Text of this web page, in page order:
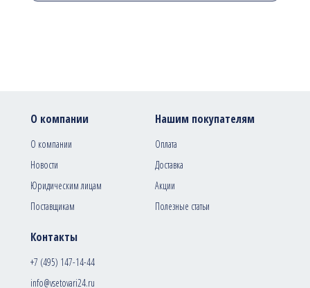
Контакты
+7 (495) 147-14-44
info@vsetovari24.ru
О компании
О компании
Новости
Юридическим лицам
Поставщикам
Нашим покупателям
Оплата
Доставка
Акции
Полезные статьи